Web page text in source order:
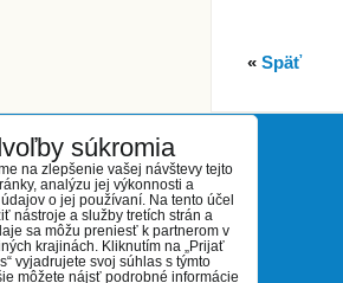
« Späť
umelecká škola
27
01
súkromia
na zlepšenie vašej návštevy tejto
analýzu jej výkonnosti a
o jej používaní. Na tento účel
nástroje a služby tretích strán a
sa môžu preniesť k partnerom v
krajinách. Kliknutím na „Prijať
vyjadrujete svoj súhlas s týmto
môžete nájsť podrobné informácie